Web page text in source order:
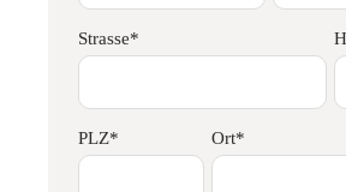
Strasse*
PLZ* Ort*